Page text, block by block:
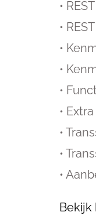
•
•
•
•
•
•
•
•
•